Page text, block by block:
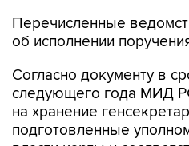
Перечисленные
об исполнении
Согласно документу в
следующего года МИД
на хранение
подготовленные